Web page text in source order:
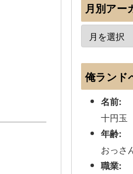
月別アー
俺ランド
名前:
十円玉
年齢:
おっさ
職業: